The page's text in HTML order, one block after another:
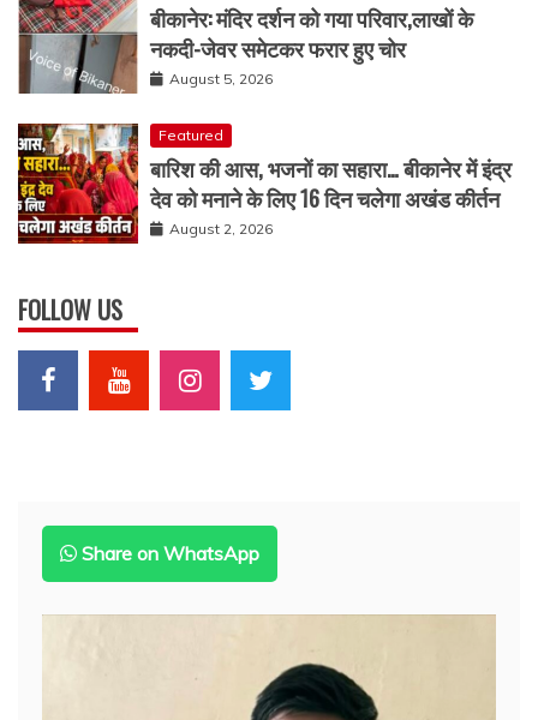
बीकानेर: मंदिर दर्शन को गया परिवार,लाखों के
नकदी-जेवर समेटकर फरार हुए चोर
August 5, 2026
Featured
बारिश की आस, भजनों का सहारा… बीकानेर में इंद्र
देव को मनाने के लिए 16 दिन चलेगा अखंड कीर्तन
August 2, 2026
FOLLOW US
Share on WhatsApp